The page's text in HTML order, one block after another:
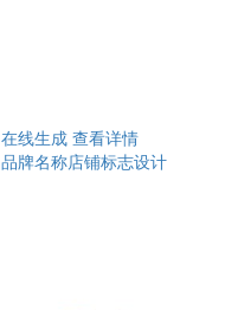
在线生成 查看详情
品牌名称店铺标志设计